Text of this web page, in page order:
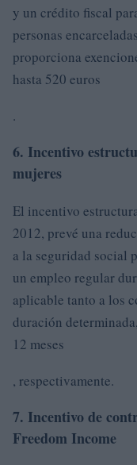
y un crédito fiscal
personas
proporciona
hasta 520 euros
.
6. Incentivo
mujeres
El incentivo
2012, prevé una
a la seguridad social
un empleo regular
aplicable tanto a los
duración
12 meses
, respectivamente.
7. Incentivo de
Freedom Income